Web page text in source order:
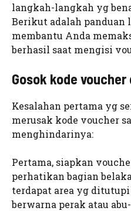
langkah-langkah yg
Berikut adalah panduan
membantu Anda
berhasil saat mengisi
Gosok kode
Kesalahan pertama yg
merusak kode voucher
menghindarinya:
Pertama, siapkan
perhatikan bagian
terdapat area yg
berwarna perak atau